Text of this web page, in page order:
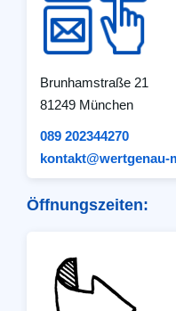
Brunhamstraße 21
81249 München
089 202344270
kontakt@wertgenau-
Öffnungszeiten: